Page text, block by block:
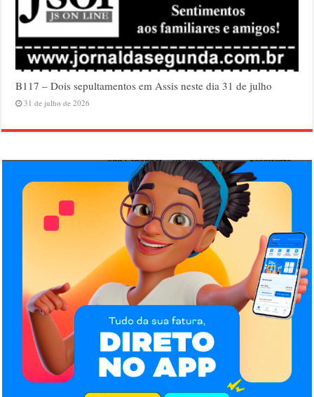
B117 – Dois sepultamentos em Assis neste dia 31 de julho
31 de julho de 2026